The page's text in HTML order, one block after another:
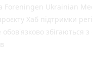
Foreningen Ukrainian
Хаб підтримки
збігаються